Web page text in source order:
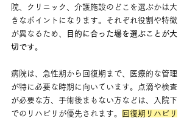
院、クリニック、介護施設のどこを選ぶかは大
きなポイントになります。それぞれ役割や特徴
が異なるため、
目的に合った場を選ぶことが大
切です。
病院は、急性期から回復期まで、医療的な管理
が特に必要な時期に向いています。点滴や検査
が必要な方、手術後まもない方などは、入院下
でのリハビリが優先されます。 回復期リハビリ